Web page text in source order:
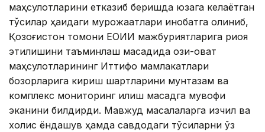
маҳсулотларини етказиб беришда юзага келаётган
тўсиқлар ҳақидаги мурожаатлари инобатга олиниб,
Қозоғистон томони ЕОИИ мажбуриятларига риоя
этилишини таъминлаш мақсадида озиқ-овқат
маҳсулотларининг Иттифоқ мамлакатлари
бозорларига кириш шартларини мунтазам ва
комплекс мониторинг қилиш мақсадга мувофиқ
эканини билдирди. Мавжуд масалаларга изчил ва
холис ёндашув ҳамда савдодаги тўсиқларни ўз